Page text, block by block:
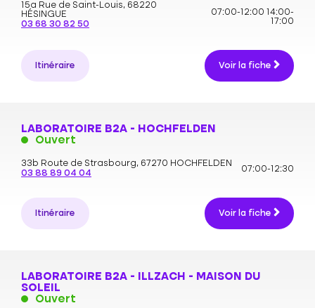
15a Rue de Saint-Louis, 68220
HÉSINGUE
03 68 30 82 50
07:00-12:00
14:00-
17:00
Itinéraire Voir la fiche
LABORATOIRE B2A - HOCHFELDEN
Ouvert
33b Route de Strasbourg, 67270 HOCHFELDEN
03 88 89 04 04
07:00-12:30
Itinéraire Voir la fiche
LABORATOIRE B2A - ILLZACH - MAISON DU
SOLEIL
Ouvert